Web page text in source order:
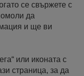
се свържете с
да
и ще ви
или иконата с
страница, за да